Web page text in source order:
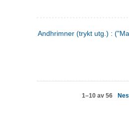
Andhrimner (trykt utg.) :
1–10 av 56